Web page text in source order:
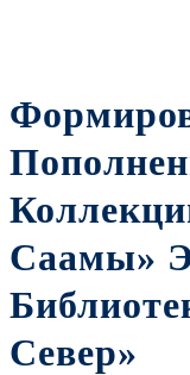
Саамы»
Север»